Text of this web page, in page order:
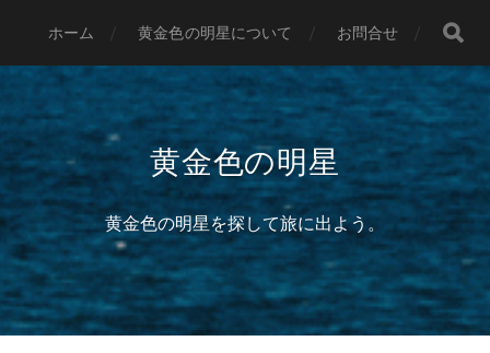
ホーム 黄金色の明星について お問合せ
黄金色の明星
黄金色の明星を探して旅に出よう。